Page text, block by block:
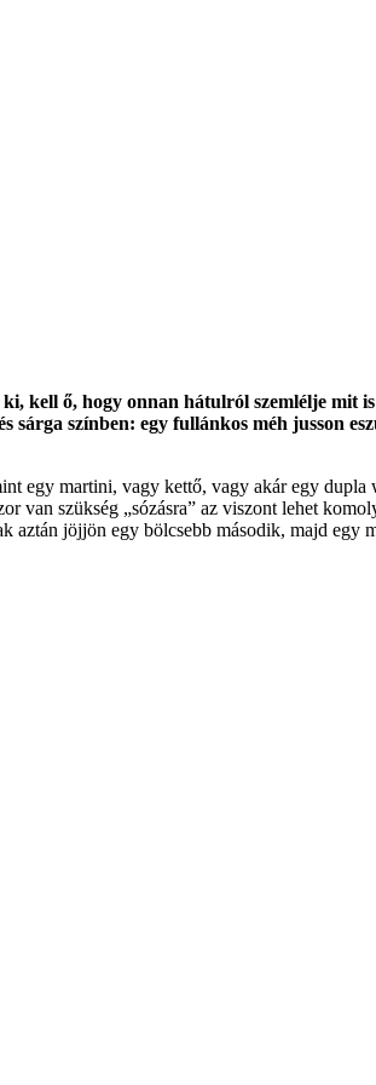
kell ő, hogy onnan hátulról szemlélje mit
sárga színben: egy fullánkos méh jusson
egy martini, vagy kettő, vagy akár egy
van szükség „sózásra” az viszont lehet
aztán jöjjön egy bölcsebb második, majd egy